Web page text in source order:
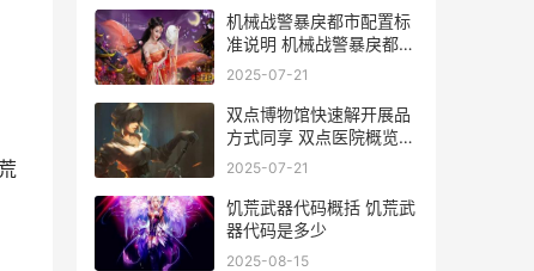
机械战警暴戾都市配置标
准说明 机械战警暴戾都市
AUTO9升级
2025-07-21
双点博物馆快速解开展品
方式同享 双点医院概览界
面在哪
2025-07-21
饥荒武器代码概括 饥荒武
器代码是多少
2025-08-15